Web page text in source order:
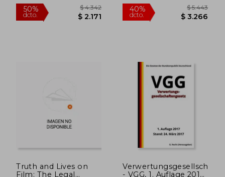
40%
Tapa Dura, Nuevo
Truth and Lives on
Film: The Legal
- VGG, 1. Auflage 2017